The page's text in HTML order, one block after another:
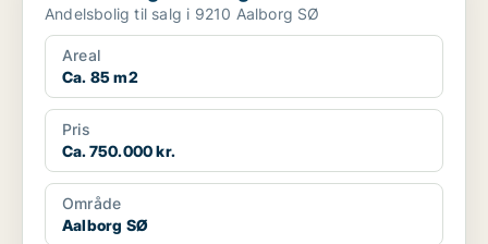
Andelsbolig til salg i 9210 Aalborg SØ
Areal
Ca. 85 m2
Pris
Ca. 750.000 kr.
Område
Aalborg SØ